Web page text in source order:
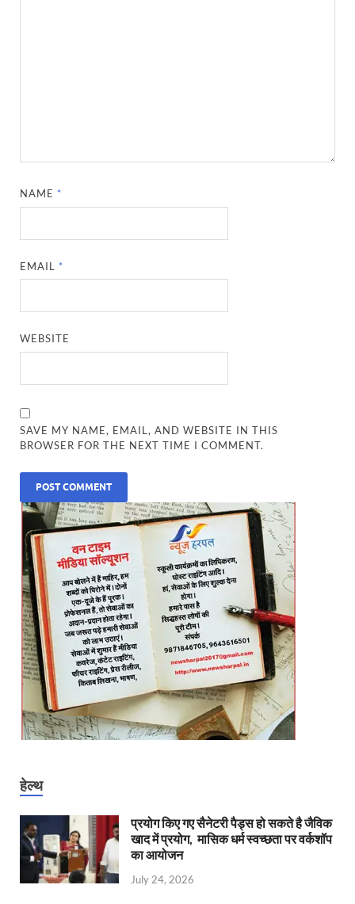
NAME *
EMAIL *
WEBSITE
SAVE MY NAME, EMAIL, AND WEBSITE IN THIS
BROWSER FOR THE NEXT TIME I COMMENT.
हेल्थ
प्रयोग किए गए सैनेटरी पैड्स हो सकते है जैविक
खाद में प्रयोग, मासिक धर्म स्वच्छता पर वर्कशॉप
का आयोजन
July 24, 2026